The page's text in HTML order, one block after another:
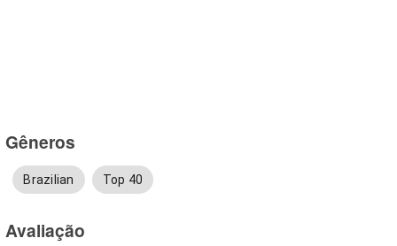
Gêneros
Brazilian Top 40
Avaliação